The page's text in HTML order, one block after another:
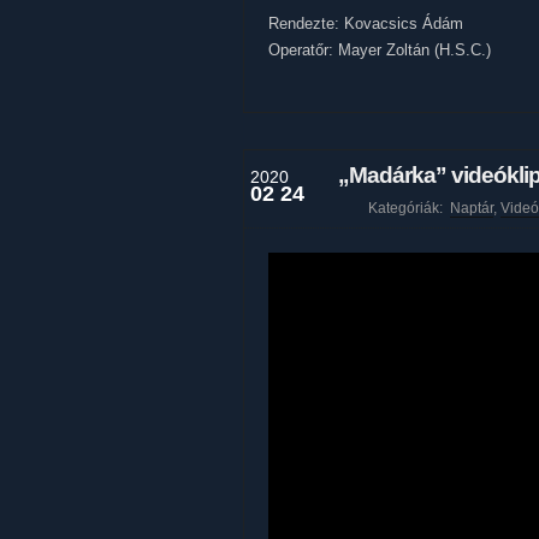
Rendezte: Kovacsics Ádám
Operatőr: Mayer Zoltán (H.S.C.)
2020
02 24
„Madárka”
Kategóriák: Naptár, Videó